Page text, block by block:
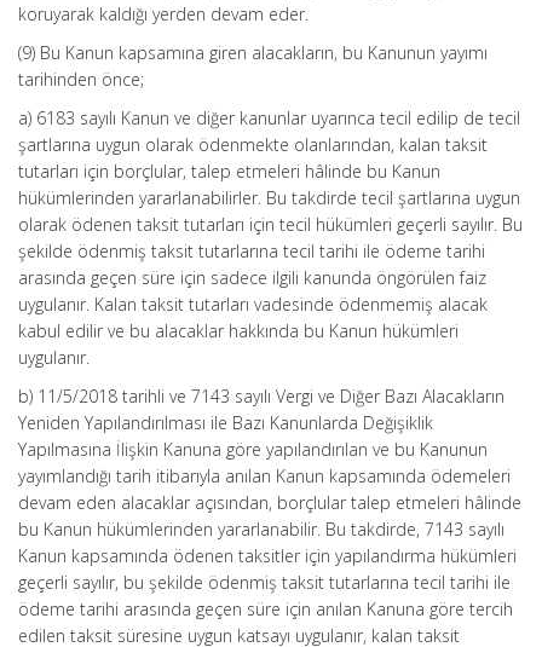
koruyarak kaldığı yerden devam eder.
(9) Bu Kanun kapsamına giren alacakların, bu Kanunun yayımı
tarihinden önce;
a) 6183 sayılı Kanun ve diğer kanunlar uyarınca tecil edilip de tecil
şartlarına uygun olarak ödenmekte olanlarından, kalan taksit
tutarları için borçlular, talep etmeleri hâlinde bu Kanun
hükümlerinden yararlanabilirler. Bu takdirde tecil şartlarına uygun
olarak ödenen taksit tutarları için tecil hükümleri geçerli sayılır. Bu
şekilde ödenmiş taksit tutarlarına tecil tarihi ile ödeme tarihi
arasında geçen süre için sadece ilgili kanunda öngörülen faiz
uygulanır. Kalan taksit tutarları vadesinde ödenmemiş alacak
kabul edilir ve bu alacaklar hakkında bu Kanun hükümleri
uygulanır.
b) 11/5/2018 tarihli ve 7143 sayılı Vergi ve Diğer Bazı Alacakların
Yeniden Yapılandırılması ile Bazı Kanunlarda Değişiklik
Yapılmasına İlişkin Kanuna göre yapılandırılan ve bu Kanunun
yayımlandığı tarih itibarıyla anılan Kanun kapsamında ödemeleri
devam eden alacaklar açısından, borçlular talep etmeleri hâlinde
bu Kanun hükümlerinden yararlanabilir. Bu takdirde, 7143 sayılı
Kanun kapsamında ödenen taksitler için yapılandırma hükümleri
geçerli sayılır, bu şekilde ödenmiş taksit tutarlarına tecil tarihi ile
ödeme tarihi arasında geçen süre için anılan Kanuna göre tercih
edilen taksit süresine uygun katsayı uygulanır, kalan taksit